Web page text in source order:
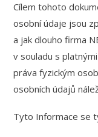
Cílem tohoto
osobní údaje jsou
a jak dlouho firma
v souladu s
práva fyzickým
osobních údajů
Tyto Informace se